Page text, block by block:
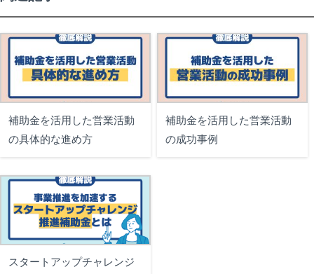
補助金を活用した営業活動
の具体的な進め方
補助金を活用した営業活動
の成功事例
スタートアップチャレンジ